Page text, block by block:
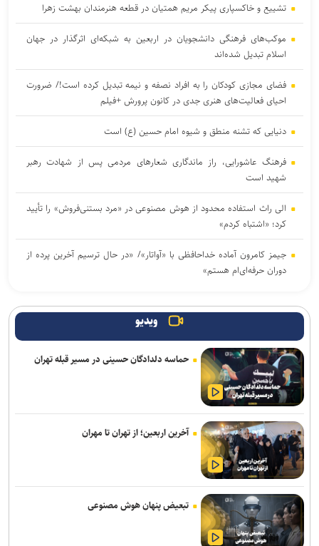
تشییع و خاکسپاری پیکر مریم همتیان در قطعه هنرمندان بهشت زهرا
موکب‌های فرهنگی دانشجویان در اربعین به شبکه‌ای اثرگذار در جهان
اسلام تبدیل شده‌اند
فضای مجازی کودکان را به افراد نصفه و نیمه تبدیل کرده است!/ ضرورت
احیای فعالیت‌های هنری جدی در کانون پرورش +فیلم
دنیایی که تشنه منطق و شیوه امام حسین (ع) است
فرهنگ عاشورایی، راز ماندگاری شعار‌های مردمی پس از شهادت رهبر
شهید است
الی راث استفاده محدود از هوش مصنوعی در «مرد بستنی‌فروش» را تأیید
کرد؛ «اشتباه کردم»
جیمز کامرون آماده خداحافظی با «آواتار»/ «در حال ترسیم آخرین پرده از
دوران حرفه‌ای‌ام هستم»
است
غفاری: جشنواره بین‌المللی فیلم مقاومت، زبان هنری این حماسه خواهد
بود
موکب‌های «کتاب اربعین» کتابخانه‌های عمومی استان تهران در مسیر
جاماندگان اربعین
درخشش «مرد آرام» در جشنواره ایماگو ایتالیا
برگزاری دوره «آشنایی با فیلمسازی» در انجمن سینمای جوانان ایران
بازار شعر
ویدیو
حماسه دلدادگان حسینی در مسیر قبله تهران
آخرین اربعین؛ از تهران تا مهران
تبعیض پنهان هوش مصنوعی